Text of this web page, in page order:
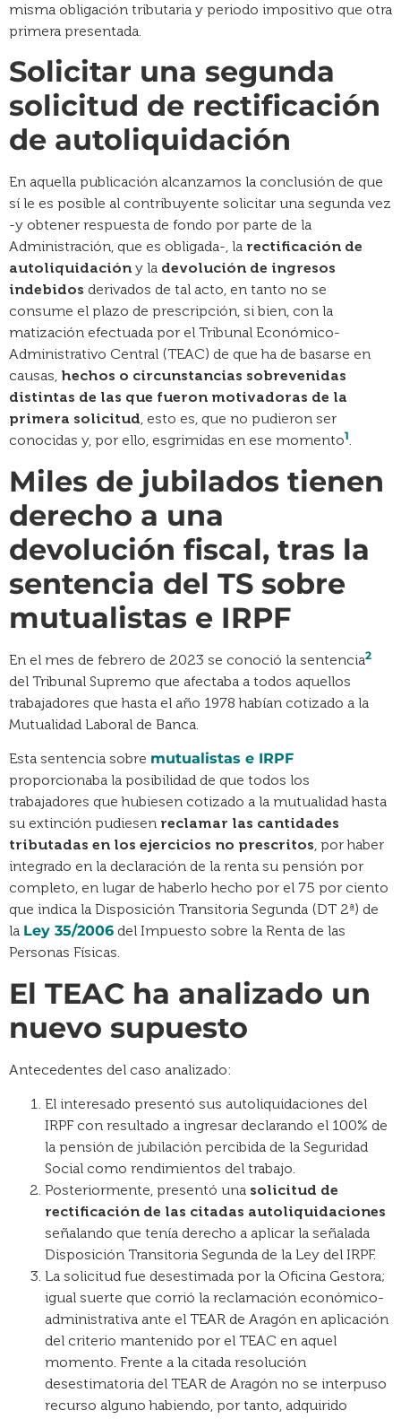
misma obligación tributaria y periodo impositivo que otra
primera presentada.
Solicitar una segunda
solicitud de rectificación
de autoliquidación
En aquella publicación alcanzamos la conclusión de que
sí le es posible al contribuyente solicitar una segunda vez
-y obtener respuesta de fondo por parte de la
Administración, que es obligada-, la rectificación de
autoliquidación y la devolución de ingresos
indebidos derivados de tal acto, en tanto no se
consume el plazo de prescripción, si bien, con la
matización efectuada por el Tribunal Económico-
Administrativo Central (TEAC) de que ha de basarse en
causas, hechos o circunstancias sobrevenidas
distintas de las que fueron motivadoras de la
primera solicitud, esto es, que no pudieron ser
conocidas y, por ello, esgrimidas en ese momento1.
Miles de jubilados tienen
derecho a una
devolución fiscal, tras la
sentencia del TS sobre
mutualistas e IRPF
En el mes de febrero de 2023 se conoció la sentencia2
del Tribunal Supremo que afectaba a todos aquellos
trabajadores que hasta el año 1978 habían cotizado a la
Mutualidad Laboral de Banca.
Esta sentencia sobre mutualistas e IRPF
proporcionaba la posibilidad de que todos los
trabajadores que hubiesen cotizado a la mutualidad hasta
su extinción pudiesen reclamar las cantidades
tributadas en los ejercicios no prescritos, por haber
integrado en la declaración de la renta su pensión por
completo, en lugar de haberlo hecho por el 75 por ciento
que indica la Disposición Transitoria Segunda (DT 2ª) de
la Ley 35/2006 del Impuesto sobre la Renta de las
Personas Físicas.
El TEAC ha analizado un
nuevo supuesto
Antecedentes del caso analizado:
El interesado presentó sus autoliquidaciones del
IRPF con resultado a ingresar declarando el 100% de
la pensión de jubilación percibida de la Seguridad
Social como rendimientos del trabajo.
Posteriormente, presentó una solicitud de
rectificación de las citadas autoliquidaciones
señalando que tenía derecho a aplicar la señalada
Disposición Transitoria Segunda de la Ley del IRPF.
La solicitud fue desestimada por la Oficina Gestora;
igual suerte que corrió la reclamación económico-
administrativa ante el TEAR de Aragón en aplicación
del criterio mantenido por el TEAC en aquel
momento. Frente a la citada resolución
desestimatoria del TEAR de Aragón no se interpuso
recurso alguno habiendo, por tanto, adquirido